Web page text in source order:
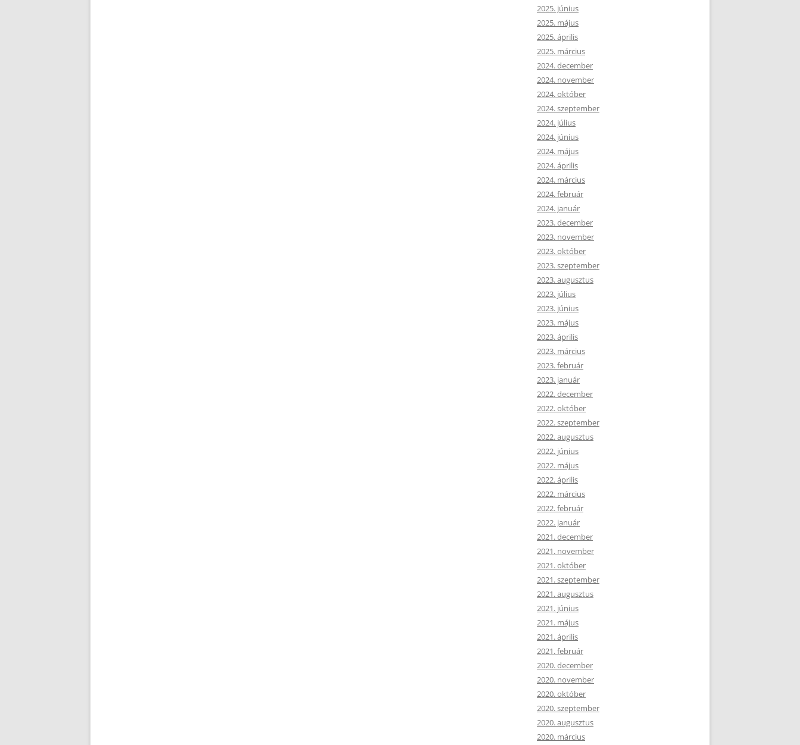
2025. június
2025. május
2025. április
2025. március
2024. december
2024. november
2024. október
2024. szeptember
2024. július
2024. június
2024. május
2024. április
2024. március
2024. február
2024. január
2023. december
2023. november
2023. október
2023. szeptember
2023. augusztus
2023. július
2023. június
2023. május
2023. április
2023. március
2023. február
2023. január
2022. december
2022. október
2022. szeptember
2022. augusztus
2022. június
2022. május
2022. április
2022. március
2022. február
2022. január
2021. december
2021. november
2021. október
2021. szeptember
2021. augusztus
2021. június
2021. május
2021. április
2021. február
2020. december
2020. november
2020. október
2020. szeptember
2020. augusztus
2020. március